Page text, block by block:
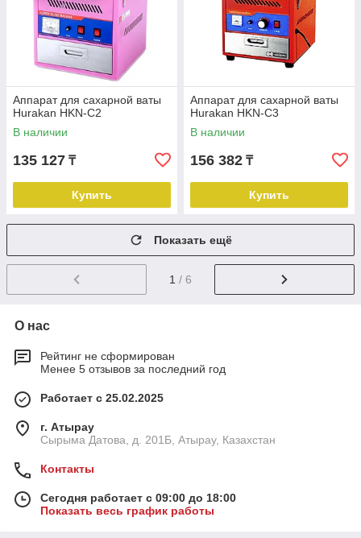
Аппарат для сахарной ваты
Hurakan HKN-C2
В наличии
135 127 ₸
Купить
Аппарат для сахарной ваты
Hurakan HKN-C3
В наличии
156 382 ₸
Купить
Показать ещё
1 / 6
О нас
Рейтинг не сформирован
Менее 5 отзывов за последний год
Работает с 25.02.2025
г. Атырау
Сырыма Датова, д. 201Б, Атырау, Казахстан
Контакты
Сегодня работает с 09:00 до 18:00
Показать весь график работы